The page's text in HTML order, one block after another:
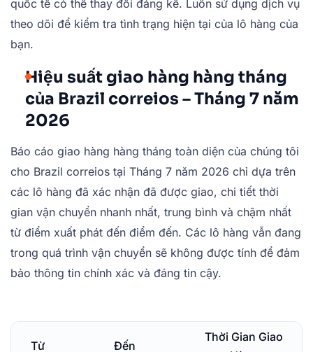
quốc tế có thể thay đổi đáng kể. Luôn sử dụng dịch vụ
theo dõi để kiểm tra tình trạng hiện tại của lô hàng của
bạn.
Hiệu suất giao hàng hàng tháng
của Brazil correios – Tháng 7 năm
2026
Báo cáo giao hàng hàng tháng toàn diện của chúng tôi
cho Brazil correios tại Tháng 7 năm 2026 chỉ dựa trên
các lô hàng đã xác nhận đã được giao, chi tiết thời
gian vận chuyển nhanh nhất, trung bình và chậm nhất
từ điểm xuất phát đến điểm đến. Các lô hàng vẫn đang
trong quá trình vận chuyển sẽ không được tính để đảm
bảo thông tin chính xác và đáng tin cậy.
Từ Đến
Thời Gian Giao